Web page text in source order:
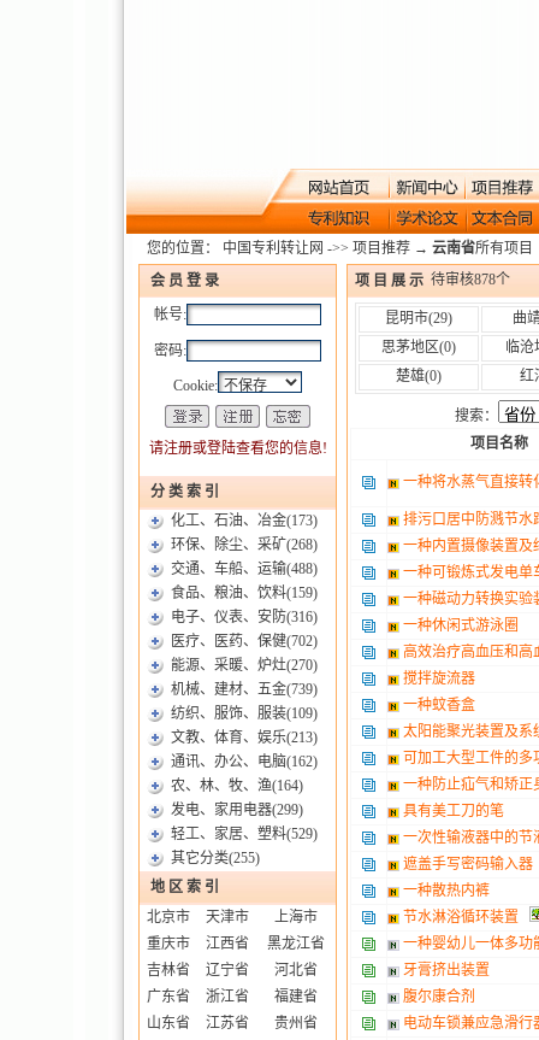
您的位置： 中国专利转让网 ->> 项目推荐 → 云南省所有项目
会 员 登 录
帐号:
密码:
Cookie:
请注册或登陆查看您的信息!
分 类 索 引
化工、石油、冶金(173)
环保、除尘、采矿(268)
交通、车船、运输(488)
食品、粮油、饮料(159)
电子、仪表、安防(316)
医疗、医药、保健(702)
能源、采暖、炉灶(270)
机械、建材、五金(739)
纺织、服饰、服装(109)
文教、体育、娱乐(213)
通讯、办公、电脑(162)
农、林、牧、渔(164)
发电、家用电器(299)
轻工、家居、塑料(529)
其它分类(255)
地 区 索 引
北京市
天津市
上海市
重庆市
江西省
黑龙江省
吉林省
辽宁省
河北省
广东省
浙江省
福建省
山东省
江苏省
贵州省
项 目 展 示 待审核878个
昆明市(29)
曲
思茅地区(0)
临沧
楚雄(0) 红
搜索：
项目名称
一种将水蒸气直接
排污口居中防溅节水
一种内置摄像装置及
一种可锻炼式发电单
一种磁动力转换实验
一种休闲式游泳圈
高效治疗高血压和
搅拌旋流器
一种蚊香盒
太阳能聚光装置及系
可加工大型工件的
一种防止疝气和矫
具有美工刀的笔
一次性输液器中的
遮盖手写密码输入器
一种散热内裤
节水淋浴循环装置
一种婴幼儿一体多功
牙膏挤出装置
腹尔康合剂
电动车锁兼应急滑行